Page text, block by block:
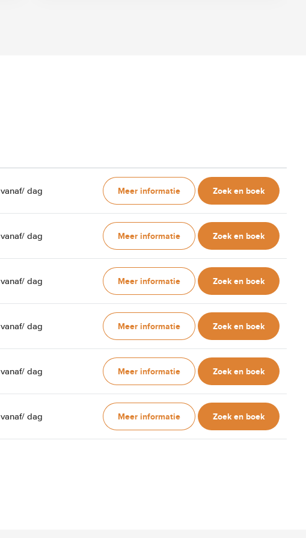
vanaf/ dag Meer informatie Zoek en boek
vanaf/ dag Meer informatie Zoek en boek
vanaf/ dag Meer informatie Zoek en boek
vanaf/ dag Meer informatie Zoek en boek
vanaf/ dag Meer informatie Zoek en boek
vanaf/ dag Meer informatie Zoek en boek